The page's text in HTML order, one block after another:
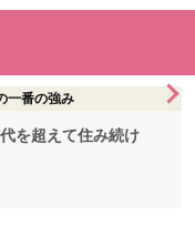
一番の強み
を超えて住み続け